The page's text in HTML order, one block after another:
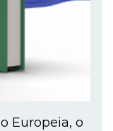
Europeia, o